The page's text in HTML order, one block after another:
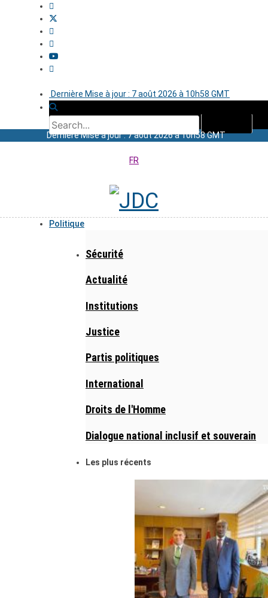
Dernière Mise à jour : 7 août 2026 à 10h58 GMT
Dernière Mise à jour : 7 août 2026 à 10h58 GMT
FR
Politique
Sécurité
Actualité
Institutions
Justice
Partis politiques
International
Droits de l'Homme
Dialogue national inclusif et souverain
Les plus récents